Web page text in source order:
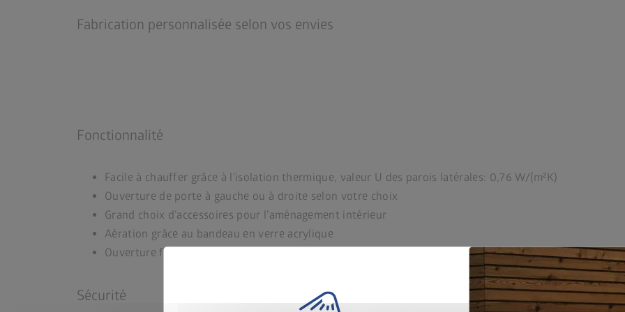
Fabrication personnalisée selon vos envies
Fonctionnalité
Facile à chauffer grâce à l’isolation thermique, valeur U des parois latérales: 0,76 W/(m²K)
Ouverture de porte à gauche ou à droite selon votre choix
Grand choix d’accessoires pour l’aménagement intérieur
Aération grâce au bandeau en verre acrylique
Ouverture facile de la porte grâce à un ressort à gaz
Sécurité